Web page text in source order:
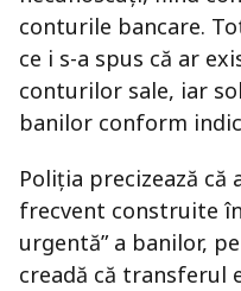
conturile bancare.
ce i s-a spus că ar
conturilor sale, iar
banilor conform
Poliția precizează
frecvent construite
urgentă” a banilor,
creadă că transferul